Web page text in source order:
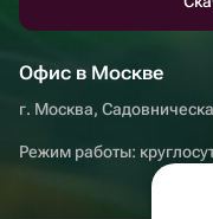
Офис в Москве
г. Москва,
Режим работы: